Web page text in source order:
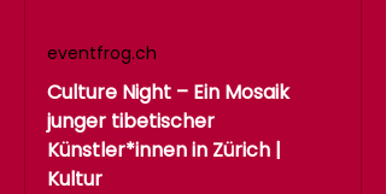
eventfrog.ch
Culture Night – Ein Mosaik
junger tibetischer
Künstler*innen in Zürich |
Kultur